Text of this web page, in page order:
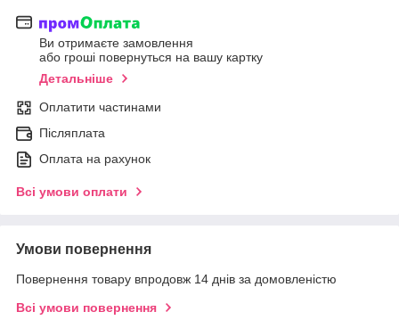
Ви отримаєте замовлення
або гроші повернуться на вашу картку
Детальніше
Оплатити частинами
Післяплата
Оплата на рахунок
Всі умови оплати
Умови повернення
Повернення товару впродовж 14 днів за домовленістю
Всі умови повернення